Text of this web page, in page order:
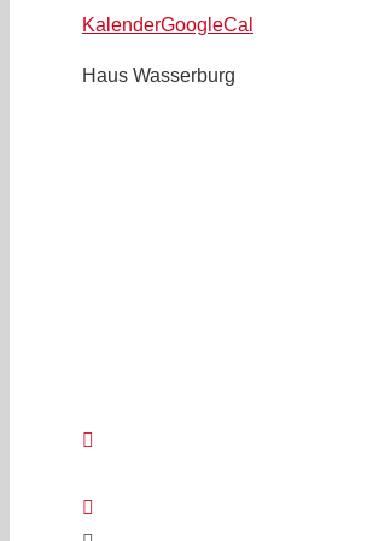
KalenderGoogleCal
Haus Wasserburg